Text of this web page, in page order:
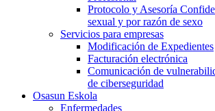
Protocolo y Asesoría
sexual y por razón de sexo
Servicios para empresas
Modificación de Expedientes
Facturación electrónica
Comunicación de
de ciberseguridad
Osasun Eskola
Enfermedades